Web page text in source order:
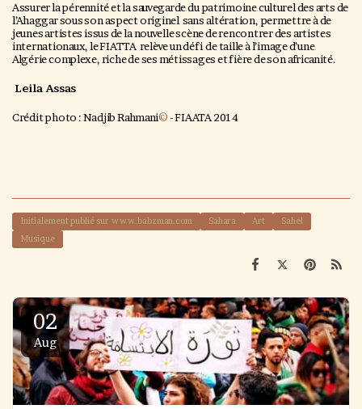
Assurer la pérennité et la sauvegarde du patrimoine culturel des arts de
l’Ahaggar sous son aspect originel sans altération, permettre à de
jeunes artistes issus de la nouvelle scène de rencontrer des artistes
internationaux, le FIATTA relève un défi de taille à l’image d’une
Algérie complexe, riche de ses métissages et fière de son africanité.
Leila Assas
Crédit photo : Nadjib Rahmani©- FIAATA 2014
Initialement publié sur www.babzman.com Sahara Art
Sahel
Musique
02
Aug